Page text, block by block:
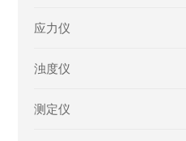
应力仪
浊度仪
测定仪